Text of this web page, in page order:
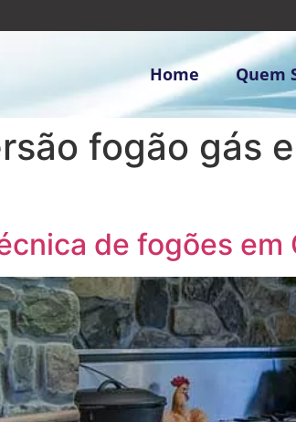
Home Quem
fogão gás
de fogões em